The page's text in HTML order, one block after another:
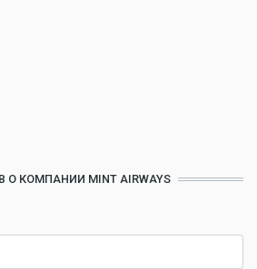
КОМПАНИИ MINT AIRWAYS